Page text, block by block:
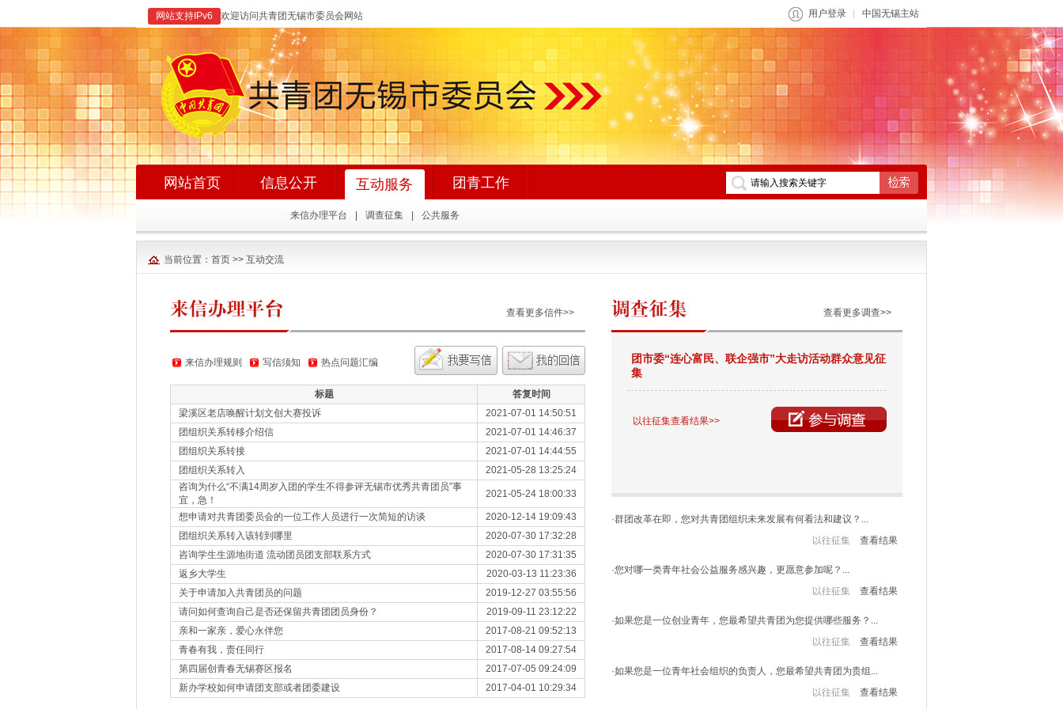
网站支持IPv6 欢迎访问共青团无锡市委员会网站 用户登录 中国无锡主站
网站首页 信息公开 互动服务 团青工作
来信办理平台 调查征集 公共服务
当前位置： 首页 >> 互动交流
查看更多信件>>
来信办理规则 写信须知 热点问题汇编
标题
答复时间
梁溪区老店唤醒计划文创大赛投诉
2021-07-01 14:50:51
团组织关系转移介绍信
2021-07-01 14:46:37
团组织关系转接
2021-07-01 14:44:55
团组织关系转入
2021-05-28 13:25:24
咨询为什么“不满14周岁入团的学生不得参评无锡市优秀共青团员”事
宜，急！
2021-05-24 18:00:33
想申请对共青团委员会的一位工作人员进行一次简短的访谈
2020-12-14 19:09:43
团组织关系转入该转到哪里
2020-07-30 17:32:28
咨询学生生源地街道 流动团员团支部联系方式
2020-07-30 17:31:35
返乡大学生
2020-03-13 11:23:36
关于申请加入共青团员的问题
2019-12-27 03:55:56
请问如何查询自己是否还保留共青团团员身份？
2019-09-11 23:12:22
亲和一家亲，爱心永伴您
2017-08-21 09:52:13
青春有我，责任同行
2017-08-14 09:27:54
第四届创青春无锡赛区报名
2017-07-05 09:24:09
新办学校如何申请团支部或者团委建设
2017-04-01 10:29:34
查看更多调查>>
团市委“连心富民、联企强市”大走访活动群众意见征
集
以往征集查看结果>>
·群团改革在即，您对共青团组织未来发展有何看法和建议？...
以往征集
查看结果
·您对哪一类青年社会公益服务感兴趣，更愿意参加呢？...
以往征集
查看结果
·如果您是一位创业青年，您最希望共青团为您提供哪些服务？...
以往征集
查看结果
·如果您是一位青年社会组织的负责人，您最希望共青团为贵组...
以往征集
查看结果